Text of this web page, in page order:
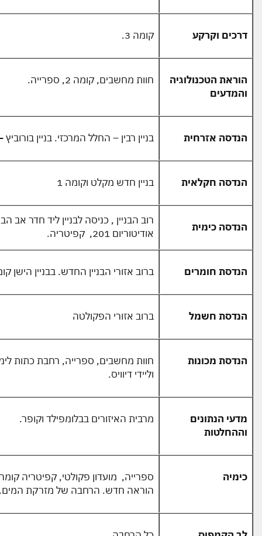
דרכים וקרקע קומה 3.
הוראת הטכנולוגיה
והמדעים
חוות מחשבים, קומה 2, ספרייה.
הנדסה אזרחית בניין רבין – החלל המרכזי. בניין בורוביץ
הנדסה חקלאית בניין חדש מקלט וקומה 1
הנדסה כימית
רוב הבניין , כניסה לבניין ליד חדר אב
אודיטוריום 201, קפיטריה.
הנדסת חומרים ברוב אזורי הבניין החדש. בבניין הישן קומה 6 וחלק
הנדסת חשמל ברוב אזורי הפקולטה
הנדסת מכונות
חוות מחשבים, ספרייה, רחבת כתות
וליידי דיוויס.
מדעי הנתונים
וההחלטות
מרבית האיזורים בבלומפילד וקופר.
כימיה
הוראה חדש. הרחבה של מזרקת